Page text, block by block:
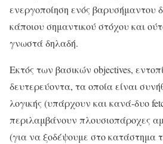
ενεργοποίηση ενός βαρυσήμαντου
κάποιου σημαντικού στόχου και
γνωστά δηλαδή.
Εκτός των βασικών objectives,
δευτερεύοντα, τα οποία είναι
λογικής (υπάρχουν και κανά-δυο
περιλαμβάνουν πλουσιοπάροχες
(για να ξοδέψουμε στο κατάστημα